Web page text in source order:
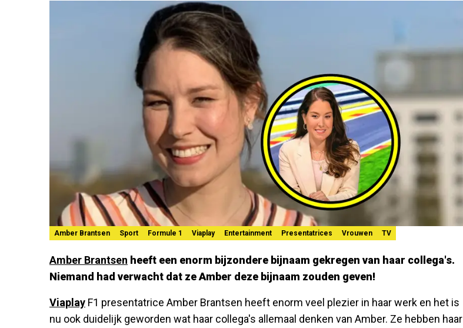
Amber Brantsen Sport Formule 1 Viaplay Entertainment Presentatrices Vrouwen TV
Amber Brantsen heeft een enorm bijzondere bijnaam gekregen van haar collega's.
Niemand had verwacht dat ze Amber deze bijnaam zouden geven!
Viaplay F1 presentatrice Amber Brantsen heeft enorm veel plezier in haar werk en het is
nu ook duidelijk geworden wat haar collega's allemaal denken van Amber. Ze hebben haar